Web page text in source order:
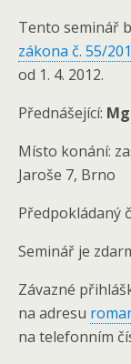
Tento seminář
zákona č. 55/
od 1. 4. 2012.
Přednášející:
Místo konání:
Jaroše 7, Brno
Předpokládaný
Seminář je
Závazné
na adresu
na telefonním